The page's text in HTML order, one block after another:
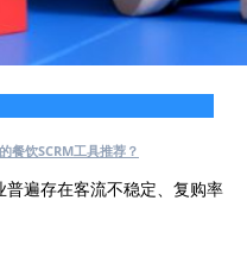
餐饮SCRM工具推荐？
遍存在客流不稳定、复购率